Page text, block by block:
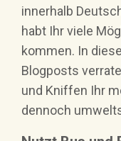
innerhalb
habt Ihr viele
kommen. In
Blogposts
und Kniffen Ihr
dennoch